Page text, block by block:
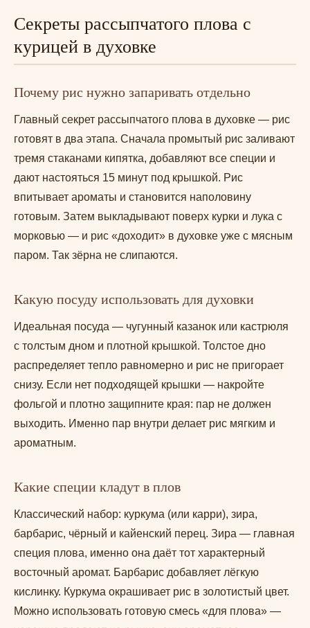
Секреты рассыпчатого плова с
курицей в духовке
Почему рис нужно запаривать отдельно
Главный секрет рассыпчатого плова в духовке — рис
готовят в два этапа. Сначала промытый рис заливают
тремя стаканами кипятка, добавляют все специи и
дают настояться 15 минут под крышкой. Рис
впитывает ароматы и становится наполовину
готовым. Затем выкладывают поверх курки и лука с
морковью — и рис «доходит» в духовке уже с мясным
паром. Так зёрна не слипаются.
Какую посуду использовать для духовки
Идеальная посуда — чугунный казанок или кастрюля
с толстым дном и плотной крышкой. Толстое дно
распределяет тепло равномерно и рис не пригорает
снизу. Если нет подходящей крышки — накройте
фольгой и плотно защипните края: пар не должен
выходить. Именно пар внутри делает рис мягким и
ароматным.
Какие специи кладут в плов
Классический набор: куркума (или карри), зира,
барбарис, чёрный и кайенский перец. Зира — главная
специя плова, именно она даёт тот характерный
восточный аромат. Барбарис добавляет лёгкую
кислинку. Куркума окрашивает рис в золотистый цвет.
Можно использовать готовую смесь «для плова» —